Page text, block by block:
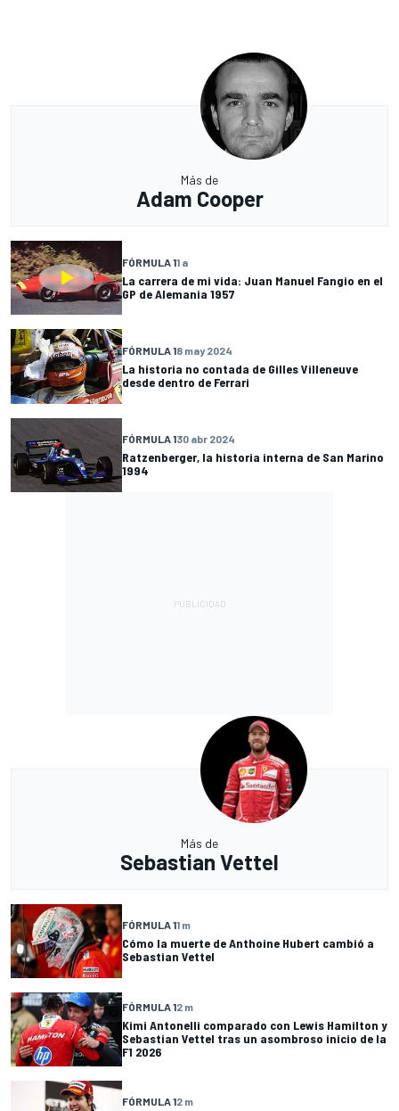
Más de
Adam Cooper
FÓRMULA 11 a
La carrera de mi vida: Juan Manuel Fangio en el
GP de Alemania 1957
FÓRMULA 18 may 2024
La historia no contada de Gilles Villeneuve
desde dentro de Ferrari
FÓRMULA 130 abr 2024
Ratzenberger, la historia interna de San Marino
1994
Más de
Sebastian Vettel
FÓRMULA 11 m
Cómo la muerte de Anthoine Hubert cambió a
Sebastian Vettel
FÓRMULA 12 m
Kimi Antonelli comparado con Lewis Hamilton y
Sebastian Vettel tras un asombroso inicio de la
F1 2026
FÓRMULA 12 m